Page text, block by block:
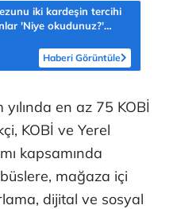
iki kardeşin tercihi
'Niye okudunuz?'
Haberi Görüntüle
en az 75 KOBİ
KOBİ ve Yerel
kapsamında
mağaza içi
dijital ve sosyal